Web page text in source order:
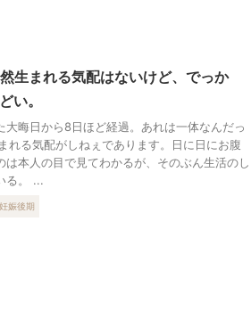
生まれる気配はないけど、でっか
い。
大晦日から8日ほど経過。あれは一体なんだっ
れる気配がしねぇであります。日に日にお腹
は本人の目で見てわかるが、そのぶん生活のし
る。 ...
妊娠後期